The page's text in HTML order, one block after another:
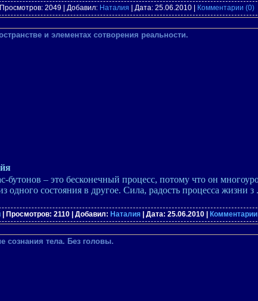
2049 | Добавил: Наталия | Дата: 25.06.2010 | Комментарии (0)
и элементах сотворения реальности.
– это бесконечный процесс, потому что он
одного состояния в другое. Сила, радость процесса жизни з
| Просмотров: 2110 | Добавил: Наталия | Дата: 25.06.2010 | Комментарии
сознания тела. Без головы.